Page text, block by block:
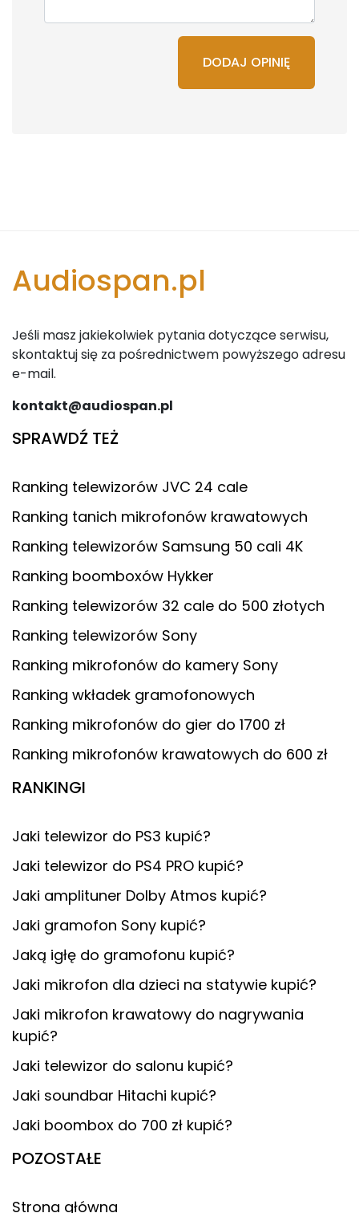
DODAJ OPINIĘ
Audiospan.pl
Jeśli masz jakiekolwiek pytania dotyczące serwisu,
skontaktuj się za pośrednictwem powyższego adresu
e-mail.
kontakt@audiospan.pl
SPRAWDŹ TEŻ
Ranking telewizorów JVC 24 cale
Ranking tanich mikrofonów krawatowych
Ranking telewizorów Samsung 50 cali 4K
Ranking boomboxów Hykker
Ranking telewizorów 32 cale do 500 złotych
Ranking telewizorów Sony
Ranking mikrofonów do kamery Sony
Ranking wkładek gramofonowych
Ranking mikrofonów do gier do 1700 zł
Ranking mikrofonów krawatowych do 600 zł
RANKINGI
Jaki telewizor do PS3 kupić?
Jaki telewizor do PS4 PRO kupić?
Jaki amplituner Dolby Atmos kupić?
Jaki gramofon Sony kupić?
Jaką igłę do gramofonu kupić?
Jaki mikrofon dla dzieci na statywie kupić?
Jaki mikrofon krawatowy do nagrywania
kupić?
Jaki telewizor do salonu kupić?
Jaki soundbar Hitachi kupić?
Jaki boombox do 700 zł kupić?
POZOSTAŁE
Strona główna